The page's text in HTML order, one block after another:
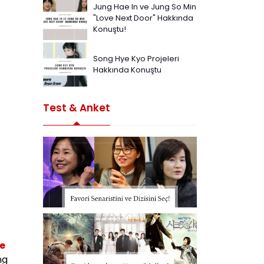
Jung Hae In ve Jung So Min
"Love Next Door" Hakkında
Konuştu!
Song Hye Kyo Projeleri
Hakkında Konuştu
Test & Anket